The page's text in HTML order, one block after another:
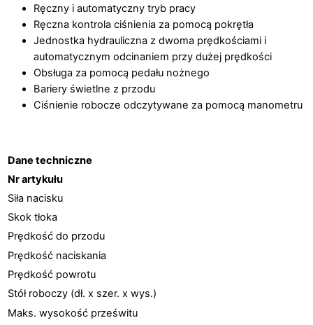
Ręczny i automatyczny tryb pracy
Ręczna kontrola ciśnienia za pomocą pokrętła
Jednostka hydrauliczna z dwoma prędkościami i
automatycznym odcinaniem przy dużej prędkości
Obsługa za pomocą pedału nożnego
Bariery świetlne z przodu
Ciśnienie robocze odczytywane za pomocą manometru
Dane techniczne
Nr artykułu
Siła nacisku
Skok tłoka
Prędkość do przodu
Prędkość naciskania
Prędkość powrotu
Stół roboczy (dł. x szer. x wys.)
Maks. wysokość prześwitu